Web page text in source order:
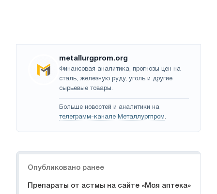
metallurgprom.org
Финансовая аналитика, прогнозы цен на
сталь, железную руду, уголь и другие
сырьевые товары.
Больше новостей и аналитики на
телеграмм-канале Металлургпром.
Опубликовано ранее
Препараты от астмы на сайте «Моя аптека»